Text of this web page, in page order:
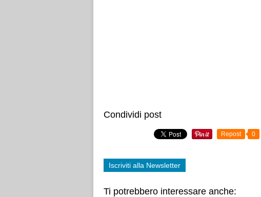
Condividi post
Repost 0
Iscriviti alla Newsletter
Ti potrebbero interessare anche: